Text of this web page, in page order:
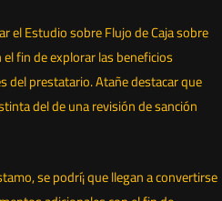
el Estudio sobre Flujo de Caja sobre
fin de explorar las beneficios
del prestatario. Atañe destacar que
del de una revisión de sanción
se podrí¡ que llegan a convertirse